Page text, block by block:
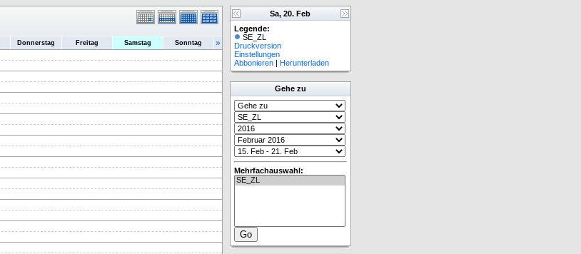
Donnerstag Freitag Samstag Sonntag »
Sa, 20. Feb
Legende:
SE_ZL
Druckversion
Einstellungen
Abbonieren | Herunterladen
Gehe zu
Mehrfachauswahl: